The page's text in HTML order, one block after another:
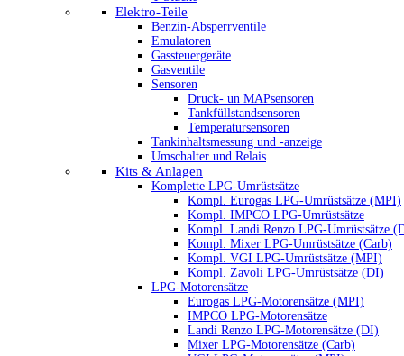
Elektro-Teile
Benzin-Absperrventile
Emulatoren
Gassteuergeräte
Gasventile
Sensoren
Druck- un MAPsensoren
Tankfüllstandsensoren
Temperatursensoren
Tankinhaltsmessung und -anzeige
Umschalter und Relais
Kits & Anlagen
Komplette LPG-Umrüstsätze
Kompl. Eurogas LPG-Umrüstsätze (MPI)
Kompl. IMPCO LPG-Umrüstsätze
Kompl. Landi Renzo LPG-Umrüstsätze
Kompl. Mixer LPG-Umrüstsätze (Carb)
Kompl. VGI LPG-Umrüstsätze (MPI)
Kompl. Zavoli LPG-Umrüstsätze (DI)
LPG-Motorensätze
Eurogas LPG-Motorensätze (MPI)
IMPCO LPG-Motorensätze
Landi Renzo LPG-Motorensätze (DI)
Mixer LPG-Motorensätze (Carb)